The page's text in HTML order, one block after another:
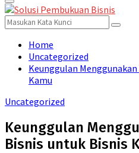
for:
Primary
Menu
Search
for:
Search
Home
Uncategorized
Keunggulan
Kamu
Uncategorized
Keunggulan
Bisnis untuk Bisnis